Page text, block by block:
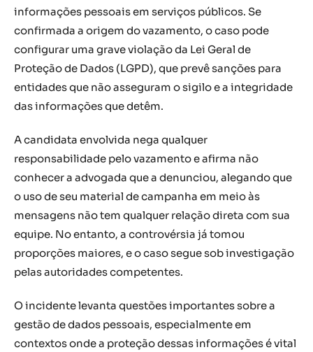
informações pessoais em serviços públicos. Se
confirmada a origem do vazamento, o caso pode
configurar uma grave violação da Lei Geral de
Proteção de Dados (LGPD), que prevê sanções para
entidades que não asseguram o sigilo e a integridade
das informações que detêm.
A candidata envolvida nega qualquer
responsabilidade pelo vazamento e afirma não
conhecer a advogada que a denunciou, alegando que
o uso de seu material de campanha em meio às
mensagens não tem qualquer relação direta com sua
equipe. No entanto, a controvérsia já tomou
proporções maiores, e o caso segue sob investigação
pelas autoridades competentes.
O incidente levanta questões importantes sobre a
gestão de dados pessoais, especialmente em
contextos onde a proteção dessas informações é vital